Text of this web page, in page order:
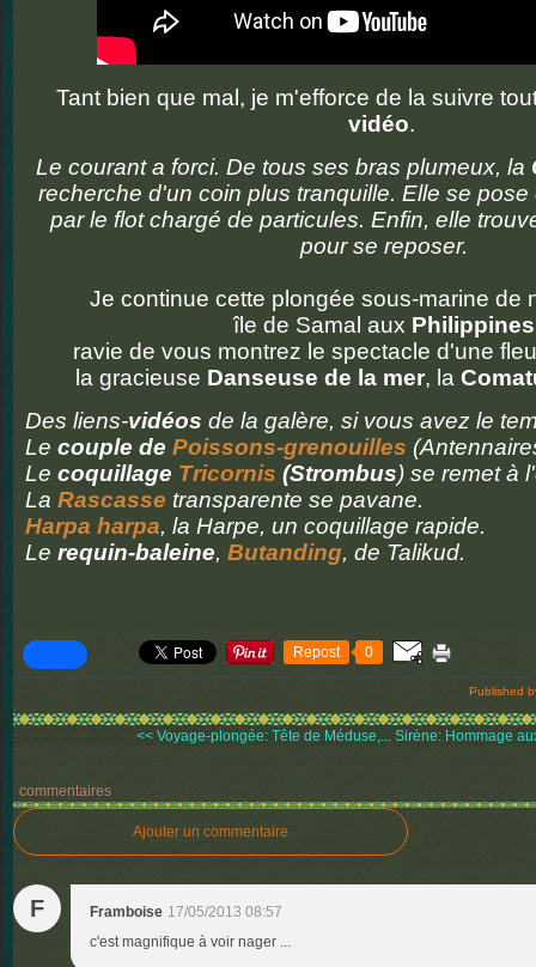
Tant bien que mal, je m'efforce de la suivre
vidéo.
Le courant a forci. De tous ses bras plumeux, la
recherche d'un coin plus tranquille. Elle se
par le flot chargé de particules. Enfin, elle
pour se reposer.
Je continue cette plongée sous-marine de
île de Samal aux Philippines
ravie de vous montrez le spectacle d'une
la gracieuse Danseuse de la mer, la
Des liens-vidéos de la galère, si vous avez le
Le couple de Poissons-grenouilles
Le coquillage Tricornis (Strombus) se remet à
La Rascasse transparente se pavane.
Harpa harpa, la Harpe, un coquillage rapide.
Le requin-baleine, Butanding, de Talikud.
Repost 0
Published
<< Voyage-plongée: Tête de Méduse,... Sirène: Hommage
commentaires
Ajouter un commentaire
F Framboise 17/05/2013 08:57
c'est magnifique à voir nager ...